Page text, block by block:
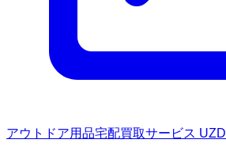
アウトドア用品宅配買取サービス UZD